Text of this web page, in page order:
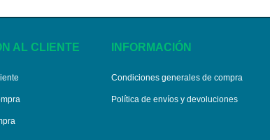
AL CLIENTE INFORMACIÓN
Condiciones generales de compra
Política de envíos y devoluciones